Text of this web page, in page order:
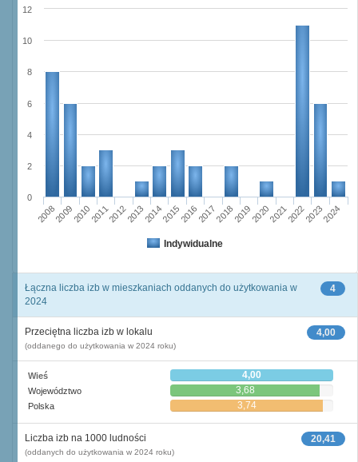
Indywidualne
20082009201020112012201320142015201620172018201920202021202220232024
0
2
4
6
8
10
12
4
Łączna liczba izb w mieszkaniach oddanych do użytkowania w
2024
4,00
Przeciętna liczba izb w lokalu
(oddanego do użytkowania w 2024 roku)
Wieś 4,00
Województwo 3,68
Polska 3,74
20,41
Liczba izb na 1000 ludności
(oddanych do użytkowania w 2024 roku)